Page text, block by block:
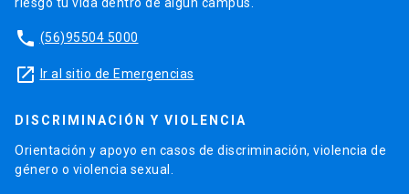
phone (56)95504 5000
launch Ir al sitio de Emergencias
DISCRIMINACIÓN Y VIOLENCIA
Orientación y apoyo en casos de discriminación, violencia de
género o violencia sexual.